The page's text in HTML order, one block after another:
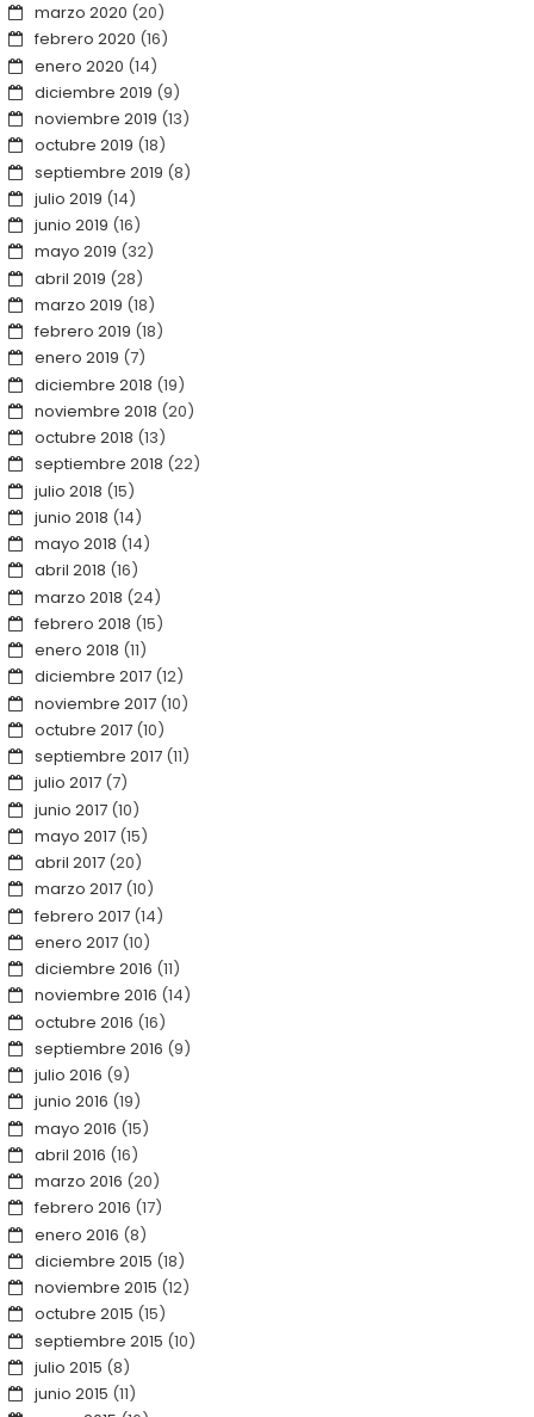
marzo 2020 (20)
febrero 2020 (16)
enero 2020 (14)
diciembre 2019 (9)
noviembre 2019 (13)
octubre 2019 (18)
septiembre 2019 (8)
julio 2019 (14)
junio 2019 (16)
mayo 2019 (32)
abril 2019 (28)
marzo 2019 (18)
febrero 2019 (18)
enero 2019 (7)
diciembre 2018 (19)
noviembre 2018 (20)
octubre 2018 (13)
septiembre 2018 (22)
julio 2018 (15)
junio 2018 (14)
mayo 2018 (14)
abril 2018 (16)
marzo 2018 (24)
febrero 2018 (15)
enero 2018 (11)
diciembre 2017(12)
noviembre 2017(10)
octubre 2017(10)
septiembre 2017(11)
julio 2017(7)
junio 2017(10)
mayo 2017(15)
abril 2017(20)
marzo 2017(10)
febrero 2017(14)
enero 2017(10)
diciembre 2016 (11)
noviembre 2016 (14)
octubre 2016 (16)
septiembre 2016 (9)
julio 2016 (9)
junio 2016 (19)
mayo 2016 (15)
abril 2016 (16)
marzo 2016 (20)
febrero 2016 (17)
enero 2016 (8)
diciembre 2015 (18)
noviembre 2015 (12)
octubre 2015 (15)
septiembre 2015 (10)
julio 2015 (8)
junio 2015 (11)